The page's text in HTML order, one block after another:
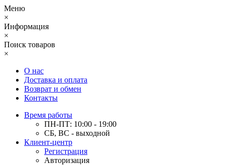
Меню
×
Информация
×
Поиск товаров
×
О нас
Доставка и оплата
Возврат и обмен
Контакты
Время работы
ПН-ПТ: 10:00 - 19:00
СБ, ВС - выходной
Клиент-центр
Регистрация
Авторизация